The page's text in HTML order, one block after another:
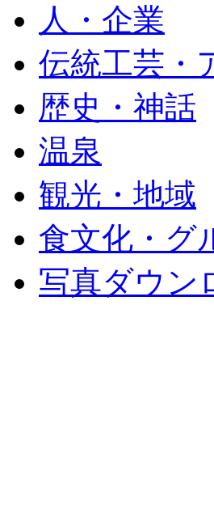
人・企業
伝統工芸・
歴史・神話
温泉
観光・地域
食文化・グ
写真ダウン